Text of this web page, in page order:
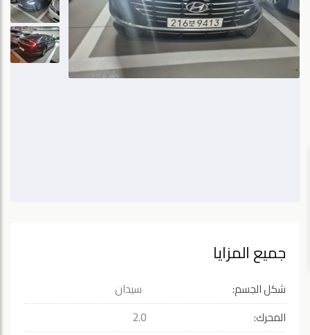
جميع المزايا
شكل الجسم:
سيدان
المحرك:
2.0